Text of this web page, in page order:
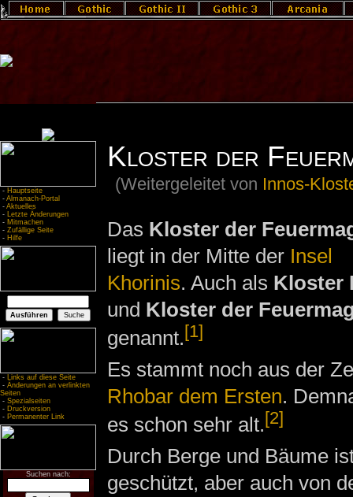
- Hauptseite
- Almanach-Portal
- Aktuelles
- Letzte Änderungen
- Mitmachen
- Zufällige Seite
- Hilfe
- Links auf diese Seite
- Änderungen an verlinkten
Seiten
- Spezialseiten
- Druckversion
- Permanenter Link
Suchen nach:
Kloster der
(Weitergeleitet von Innos-
Das Kloster der
liegt in der Mitte der Insel
Khorinis. Auch als Kloster
und Kloster der
genannt.[1]
Es stammt noch aus der
Rhobar dem Ersten.
es schon sehr alt.[2]
Durch Berge und Bäume
geschützt, aber auch von